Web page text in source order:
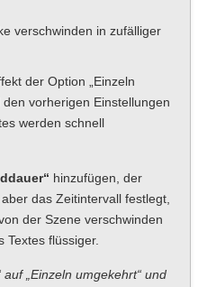
verschwinden in zufälliger
der Option „Einzeln
vorherigen Einstellungen
werden schnell
hinzufügen, der
aber das Zeitintervall festlegt,
der Szene verschwinden
Textes flüssiger.
„Einzeln umgekehrt“ und